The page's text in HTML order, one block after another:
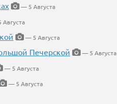
— 5 Августа
— 5 Августа
Печерской
— 5 Августа
— 5 Августа
— 5 Августа